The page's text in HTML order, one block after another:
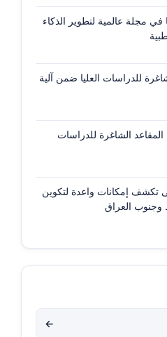
مجلة عالمية لتطوير الذكاء
للدراسات العليا ضمن آلية
الشاغرة للدراسات
تكشف إمكانات واعدة لتكوين
العراق
←